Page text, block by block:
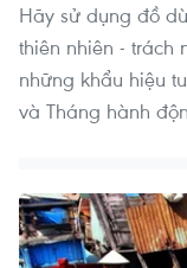
Hãy sử dụng đồ
thiên nhiên - trách
những khẩu hiệu
và Tháng hành